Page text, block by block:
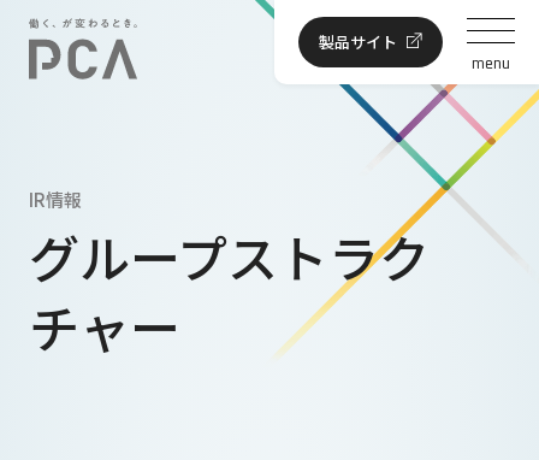
menu
製品サイト
IR情報
グループストラク
チャー